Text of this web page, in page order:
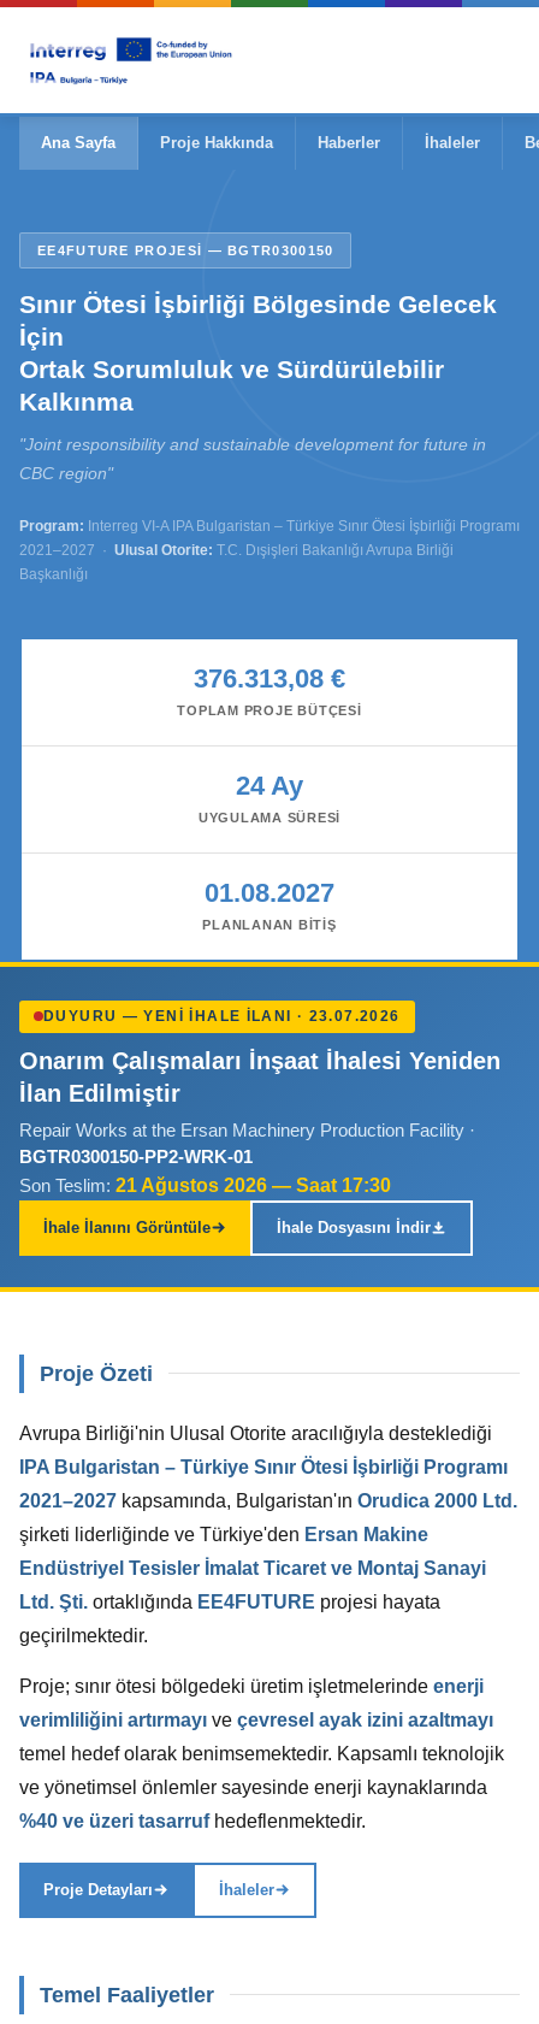
Ana Sayfa Proje Hakkında Haberler İhaleler
EE4FUTURE PROJESI — BGTR0300150
Sınır Ötesi İşbirliği Bölgesinde Gelecek
İçin
Ortak Sorumluluk ve Sürdürülebilir
Kalkınma
"Joint responsibility and sustainable development for future in
CBC region"
Program: Interreg VI-A IPA Bulgaristan – Türkiye Sınır Ötesi İşbirliği Programı
2021–2027 · Ulusal Otorite: T.C. Dışişleri Bakanlığı Avrupa Birliği
Başkanlığı
376.313,08 €
TOPLAM PROJE BÜTÇESI
24 Ay
UYGULAMA SÜRESI
01.08.2027
PLANLANAN BITIŞ
DUYURU — YENI İHALE İLANI · 23.07.2026
Onarım Çalışmaları İnşaat İhalesi Yeniden
İlan Edilmiştir
Repair Works at the Ersan Machinery Production Facility ·
BGTR0300150-PP2-WRK-01
Son Teslim: 21 Ağustos 2026 — Saat 17:30
İhale İlanını Görüntüle İhale Dosyasını İndir
Proje Özeti
Avrupa Birliği'nin Ulusal Otorite aracılığıyla desteklediği
IPA Bulgaristan – Türkiye Sınır Ötesi İşbirliği Programı
2021–2027 kapsamında, Bulgaristan'ın Orudica 2000 Ltd.
şirketi liderliğinde ve Türkiye'den Ersan Makine
Endüstriyel Tesisler İmalat Ticaret ve Montaj Sanayi
Ltd. Şti. ortaklığında EE4FUTURE projesi hayata
geçirilmektedir.
Proje; sınır ötesi bölgedeki üretim işletmelerinde enerji
verimliliğini artırmayı ve çevresel ayak izini azaltmayı
temel hedef olarak benimsemektedir. Kapsamlı teknolojik
ve yönetimsel önlemler sayesinde enerji kaynaklarında
%40 ve üzeri tasarrufhedeflenmektedir.
Proje Detayları İhaleler
Temel Faaliyetler